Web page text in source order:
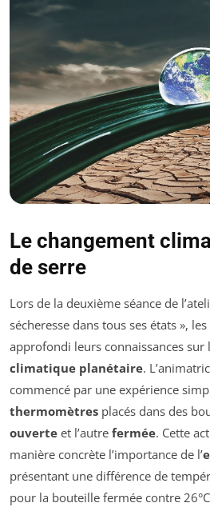
Le changement
de serre
Lors de la deuxième séance de
sécheresse dans tous ses états »,
approfondi leurs connaissances sur
climatique planétaire.
commencé par une expérience
thermomètres placés dans des
ouverte et l’autre fermée. Cette
manière concrète l’importance de l’
présentant une différence de
pour la bouteille fermée contre